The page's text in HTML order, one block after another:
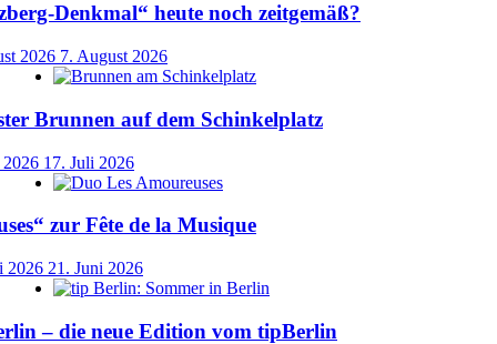
Denkmal“ heute noch zeitgemäß?
2026 7. August 2026
Brunnen auf dem Schinkelplatz
17. Juli 2026
zur Fête de la Musique
2026 21. Juni 2026
– die neue Edition vom tipBerlin